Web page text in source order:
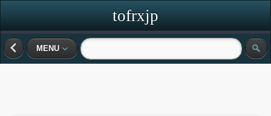
tofrxjp
MENU